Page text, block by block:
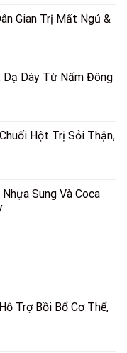
Gian Trị Mất Ngủ &
Dạ Dày Từ Nấm Đông
Hột Trị Sỏi Thận,
Sung Và Coca
Trợ Bồi Bổ Cơ Thể,